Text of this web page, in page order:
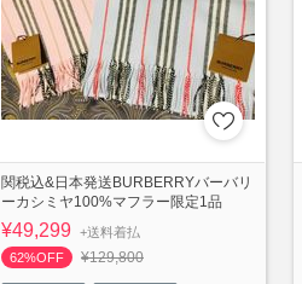
関税込&日本発送BURBERRYバーバリ
ーカシミヤ100%マフラー限定1品
¥49,299 +送料着払
62%OFF
¥129,800